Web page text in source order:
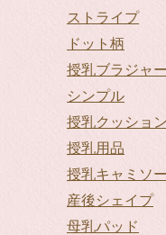
ストライプ
ドット柄
授乳ブラジャ
シンプル
授乳クッション
授乳用品
授乳キャミソ
産後シェイプ
母乳パッド